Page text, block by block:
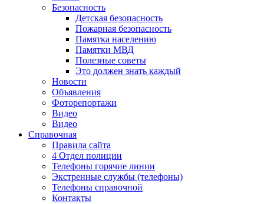
Безопасность
Детская безопасность
Пожарная безопасность
Памятка населению
Памятки МВД
Полезные советы
Это должен знать каждый
Новости
Объявления
Фоторепортажи
Видео
Видео
Справочная
Правила сайта
4 Отдел полиции
Телефоны горячие линии
Экстренные службы (телефоны)
Телефоны справочной
Контакты